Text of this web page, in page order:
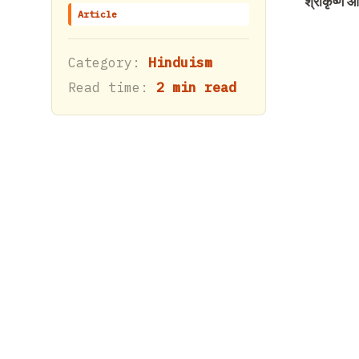
Article
Category: Hinduism
Read time: 2 min read